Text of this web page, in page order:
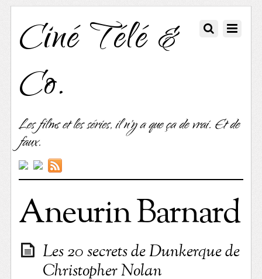
Ciné Télé &
Co.
Les films et les séries, il n'y a que ça de vrai. Et de
faux.
Aneurin Barnard
Les 20 secrets de Dunkerque de
Christopher Nolan